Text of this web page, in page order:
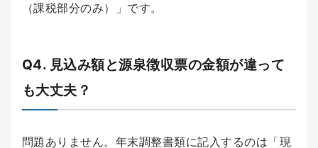
（課税部分のみ）」です。
Q4. 見込み額と源泉徴収票の金額が違って
も大丈夫？
問題ありません。年末調整書類に記入するのは「現